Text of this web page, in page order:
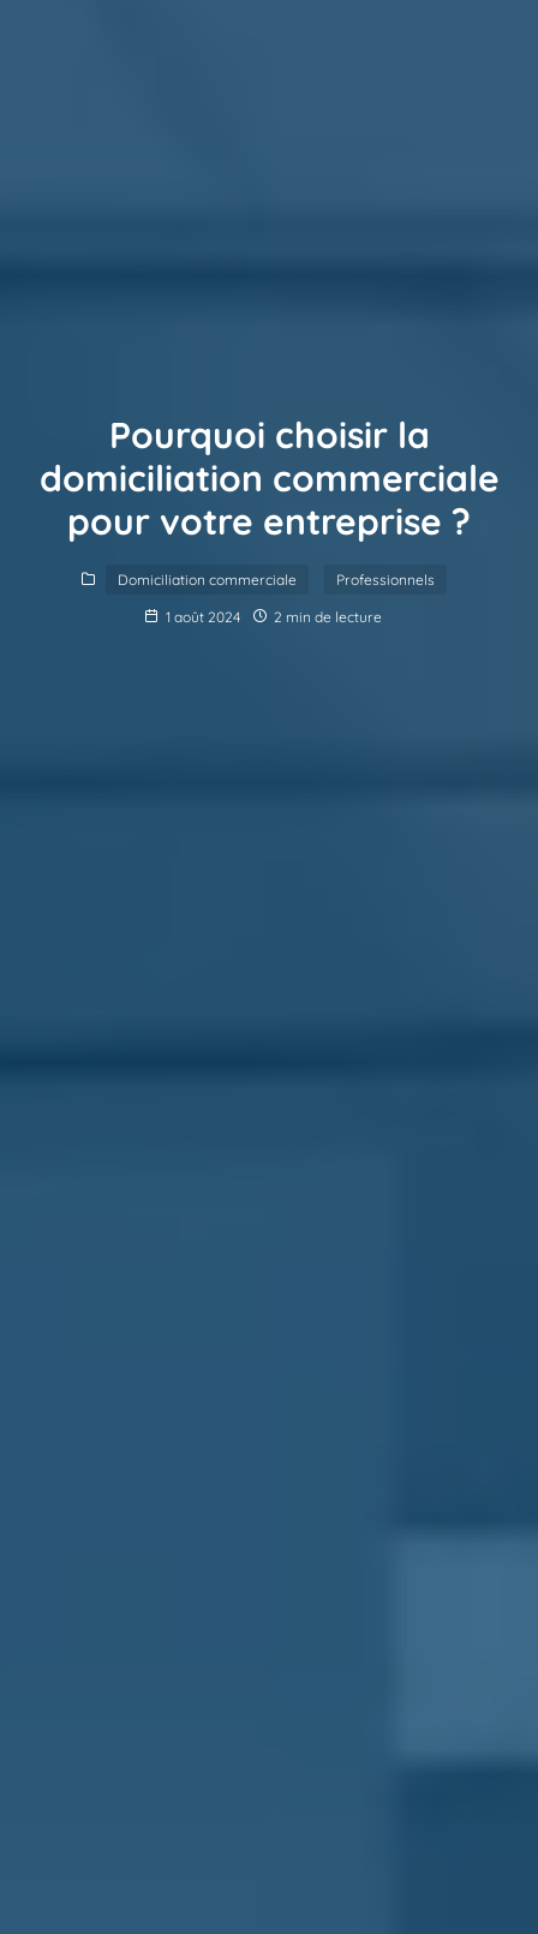
Pourquoi choisir la
domiciliation commerciale
pour votre entreprise ?
Domiciliation commerciale Professionnels
1 août 2024 2 min de lecture